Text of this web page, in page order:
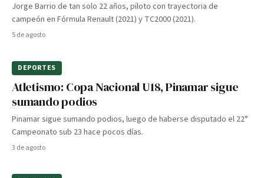
Jorge Barrio de tan solo 22 años, piloto con trayectoria de
campeón en Fórmula Renault (2021) y TC2000 (2021).
5 de agosto
DEPORTES
Atletismo: Copa Nacional U18, Pinamar sigue
sumando podios
Pinamar sigue sumando podios, luego de haberse disputado el 22°
Campeonato sub 23 hace pocos días.
3 de agosto